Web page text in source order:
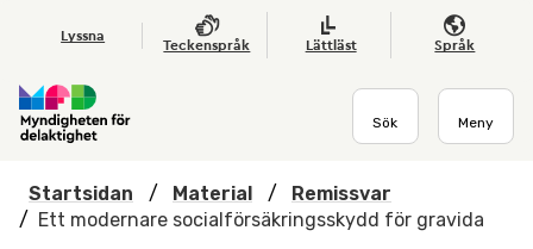
Hoppa till huvudmenyn
Lyssna
Teckenspråk Lättläst Språk
Sök Meny
Startsidan / Material /
Remissvar
/ Ett modernare socialförsäkringsskydd för gravida